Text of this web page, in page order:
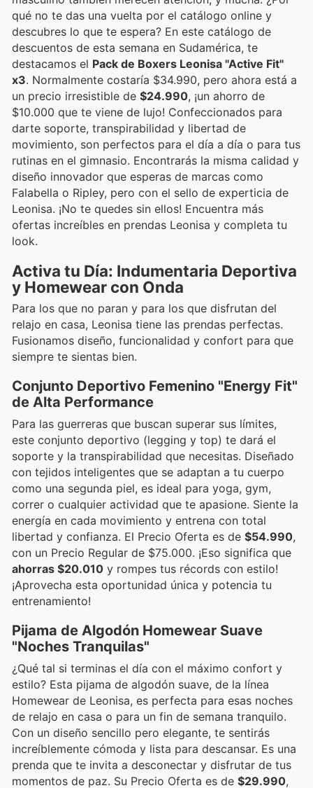
qué no te das una vuelta por el catálogo online y
descubres lo que te espera? En este catálogo de
descuentos de esta semana en Sudamérica, te
destacamos el Pack de Boxers Leonisa "Active Fit"
x3. Normalmente costaría $34.990, pero ahora está a
un precio irresistible de $24.990, ¡un ahorro de
$10.000 que te viene de lujo! Confeccionados para
darte soporte, transpirabilidad y libertad de
movimiento, son perfectos para el día a día o para tus
rutinas en el gimnasio. Encontrarás la misma calidad y
diseño innovador que esperas de marcas como
Falabella o Ripley, pero con el sello de experticia de
Leonisa. ¡No te quedes sin ellos! Encuentra más
ofertas increíbles en prendas Leonisa y completa tu
look.
Activa tu Día: Indumentaria Deportiva
y Homewear con Onda
Para los que no paran y para los que disfrutan del
relajo en casa, Leonisa tiene las prendas perfectas.
Fusionamos diseño, funcionalidad y confort para que
siempre te sientas bien.
Conjunto Deportivo Femenino "Energy Fit"
de Alta Performance
Para las guerreras que buscan superar sus límites,
este conjunto deportivo (legging y top) te dará el
soporte y la transpirabilidad que necesitas. Diseñado
con tejidos inteligentes que se adaptan a tu cuerpo
como una segunda piel, es ideal para yoga, gym,
correr o cualquier actividad que te apasione. Siente la
energía en cada movimiento y entrena con total
libertad y confianza. El Precio Oferta es de $54.990,
con un Precio Regular de $75.000. ¡Eso significa que
ahorras $20.010 y rompes tus récords con estilo!
¡Aprovecha esta oportunidad única y potencia tu
entrenamiento!
Pijama de Algodón Homewear Suave
"Noches Tranquilas"
¿Qué tal si terminas el día con el máximo confort y
estilo? Esta pijama de algodón suave, de la línea
Homewear de Leonisa, es perfecta para esas noches
de relajo en casa o para un fin de semana tranquilo.
Con un diseño sencillo pero elegante, te sentirás
increíblemente cómoda y lista para descansar. Es una
prenda que te invita a desconectar y disfrutar de tus
momentos de paz. Su Precio Oferta es de $29.990,